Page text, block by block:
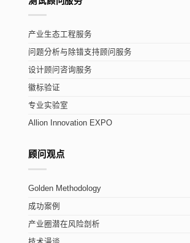
产业生态工程服务
问题分析与除错支持顾问服务
设计顾问咨询服务
徽标验证
专业实验室
Allion Innovation EXPO
顾问观点
Golden Methodology
成功案例
产业圈潜在风险剖析